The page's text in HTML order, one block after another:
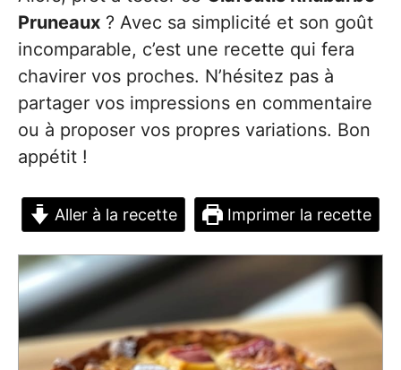
Pruneaux ? Avec sa simplicité et son goût
incomparable, c’est une recette qui fera
chavirer vos proches. N’hésitez pas à
partager vos impressions en commentaire
ou à proposer vos propres variations. Bon
appétit !
Aller à la recette Imprimer la recette